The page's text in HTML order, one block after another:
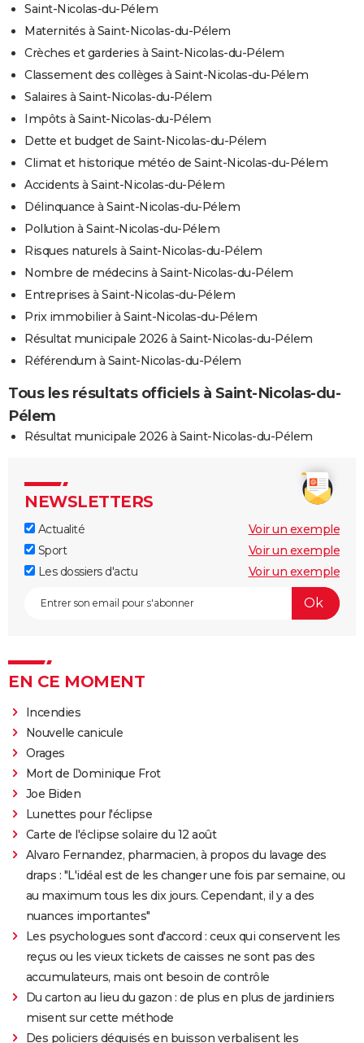
Saint-Nicolas-du-Pélem
Maternités à Saint-Nicolas-du-Pélem
Crèches et garderies à Saint-Nicolas-du-Pélem
Classement des collèges à Saint-Nicolas-du-Pélem
Salaires à Saint-Nicolas-du-Pélem
Impôts à Saint-Nicolas-du-Pélem
Dette et budget de Saint-Nicolas-du-Pélem
Climat et historique météo de Saint-Nicolas-du-Pélem
Accidents à Saint-Nicolas-du-Pélem
Délinquance à Saint-Nicolas-du-Pélem
Pollution à Saint-Nicolas-du-Pélem
Risques naturels à Saint-Nicolas-du-Pélem
Nombre de médecins à Saint-Nicolas-du-Pélem
Entreprises à Saint-Nicolas-du-Pélem
Prix immobilier à Saint-Nicolas-du-Pélem
Résultat municipale 2026 à Saint-Nicolas-du-Pélem
Référendum à Saint-Nicolas-du-Pélem
Tous les résultats officiels à Saint-Nicolas-du-
Pélem
Résultat municipale 2026 à Saint-Nicolas-du-Pélem
NEWSLETTERS
Actualité
Voir un exemple
Sport
Voir un exemple
Les dossiers d'actu
Voir un exemple
EN CE MOMENT
Incendies
Nouvelle canicule
Orages
Mort de Dominique Frot
Joe Biden
Lunettes pour l'éclipse
Carte de l'éclipse solaire du 12 août
Alvaro Fernandez, pharmacien, à propos du lavage des
draps : "L'idéal est de les changer une fois par semaine, ou
au maximum tous les dix jours. Cependant, il y a des
nuances importantes"
Les psychologues sont d'accord : ceux qui conservent les
reçus ou les vieux tickets de caisses ne sont pas des
accumulateurs, mais ont besoin de contrôle
Du carton au lieu du gazon : de plus en plus de jardiniers
misent sur cette méthode
Des policiers déguisés en buisson verbalisent les